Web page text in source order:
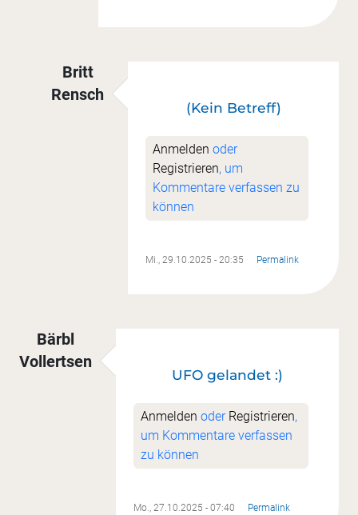
Britt
Rensch
Das Mäntelchen für den
(Kein Betreff)
Anmelden oder
Registrieren, um
Kommentare verfassen zu
können
Mi., 29.10.2025 - 20:35 Permalink
Bärbl
Vollertsen
UFO gelandet :)
Anmelden oder Registrieren,
um Kommentare verfassen
zu können
Mo., 27.10.2025 - 07:40 Permalink